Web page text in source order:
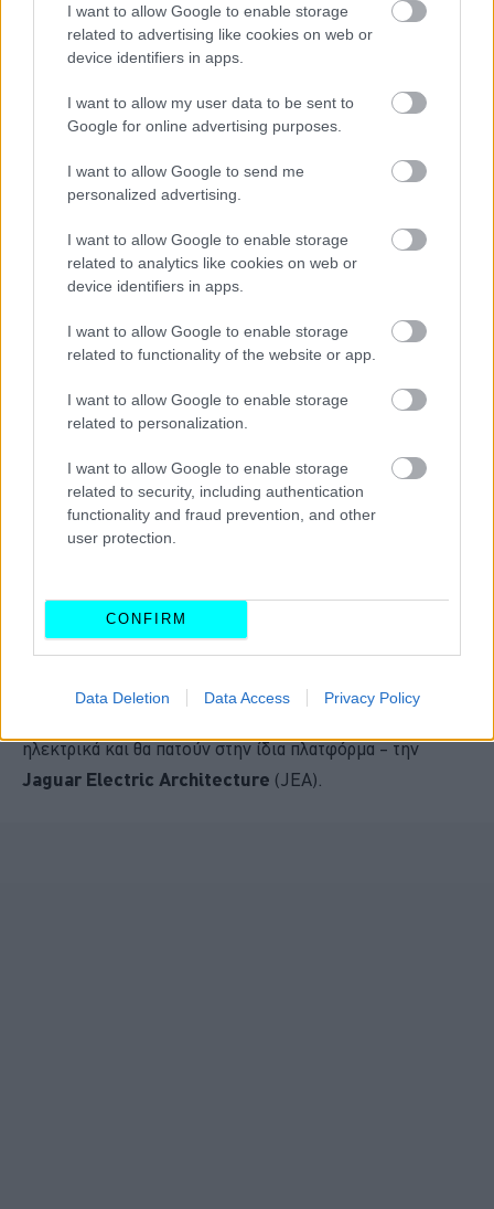
I want to allow Google to enable storage
related to advertising like cookies on web or
device identifiers in apps.
I want to allow my user data to be sent to
Google for online advertising purposes.
I want to allow Google to send me
personalized advertising.
I want to allow Google to enable storage
related to analytics like cookies on web or
device identifiers in apps.
I want to allow Google to enable storage
related to functionality of the website or app.
I want to allow Google to enable storage
related to personalization.
I want to allow Google to enable storage
related to security, including authentication
functionality and fraud prevention, and other
user protection.
CONFIRM
Data Deletion Data Access Privacy Policy
διατηρηθούν. Όσο για την καμπίνα, ο Glover ξεκαθάρισε
δεν θα… βομβαρδίζει τον οδηγό με τεχνολογία
Έκανε μάλιστα ένα παραλληλισμό με την ωρολογοποιία και
στο σχεδιασμό και τη μηχανική, όχι όμως απαραίτητα νέα
τεχνολογία.
Σε ό,τι αφορά σε όσα βρίσκονται στα σωθικά του νέου
μοντέλου, εκεί η Jaguar θα αξιοποιήσει
ηλεκτροκινητήρες και συστοιχίες μπαταριών που
συναντάμε και σε άλλα μοντέλα της
JLR . Άλλωστε από
ηλεκτρικά και θα πατούν στην ίδια πλατφόρμα – την
Jaguar Electric Architecture (JEA).